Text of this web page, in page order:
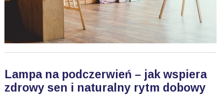
Lampa na podczerwień – jak wspiera
zdrowy sen i naturalny rytm dobowy